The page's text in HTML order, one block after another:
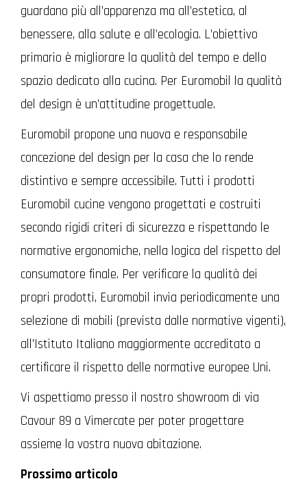
guardano più all’apparenza ma all’estetica, al
benessere, alla salute e all’ecologia. L’obiettivo
primario è migliorare la qualità del tempo e dello
spazio dedicato alla cucina. Per Euromobil la qualità
del design è un’attitudine progettuale.
Euromobil propone una nuova e responsabile
concezione del design per la casa che lo rende
distintivo e sempre accessibile. Tutti i prodotti
Euromobil cucine vengono progettati e costruiti
secondo rigidi criteri di sicurezza e rispettando le
normative ergonomiche, nella logica del rispetto del
consumatore finale. Per verificare la qualità dei
propri prodotti, Euromobil invia periodicamente una
selezione di mobili (prevista dalle normative vigenti),
all’Istituto Italiano maggiormente accreditato a
certificare il rispetto delle normative europee Uni.
Vi aspettiamo presso il nostro showroom di via
Cavour 89 a Vimercate per poter progettare
assieme la vostra nuova abitazione.
Prossimo articolo